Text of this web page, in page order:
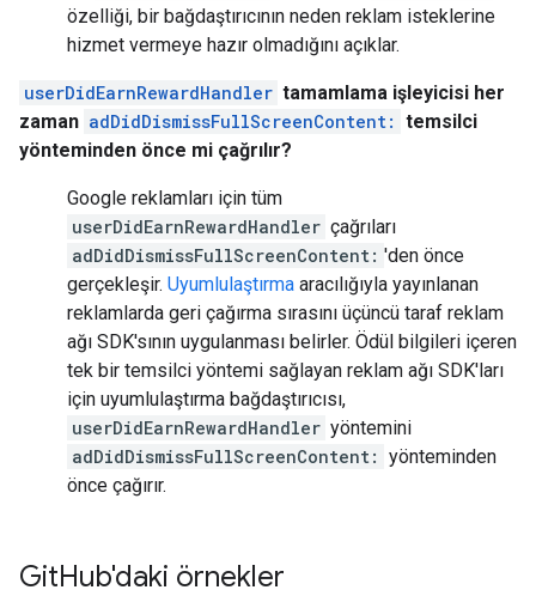
özelliği, bir bağdaştırıcının neden reklam isteklerine
hizmet vermeye hazır olmadığını açıklar.
userDidEarnRewardHandler tamamlama işleyicisi her
zaman adDidDismissFullScreenContent: temsilci
yönteminden önce mi çağrılır?
Google reklamları için tüm
userDidEarnRewardHandler çağrıları
adDidDismissFullScreenContent: 'den önce
gerçekleşir. Uyumlulaştırma aracılığıyla yayınlanan
reklamlarda geri çağırma sırasını üçüncü taraf reklam
ağı SDK'sının uygulanması belirler. Ödül bilgileri içeren
tek bir temsilci yöntemi sağlayan reklam ağı SDK'ları
için uyumlulaştırma bağdaştırıcısı,
userDidEarnRewardHandler yöntemini
adDidDismissFullScreenContent: yönteminden
önce çağırır.
GitHub'daki örnekler